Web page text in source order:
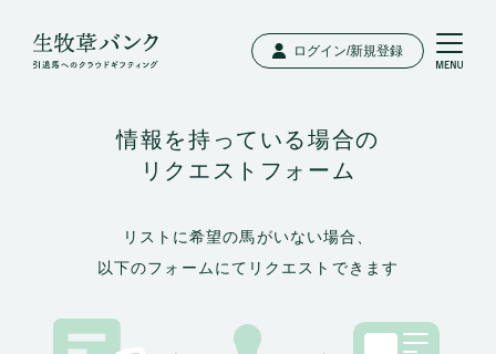
ログイン/新規登録
情報を持っている場合の
リクエストフォーム
リストに希望の馬がいない場合、
以下のフォームにてリクエストできます